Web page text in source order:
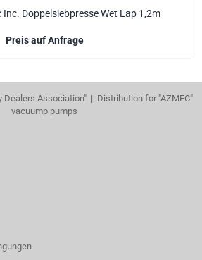
Inc. Doppelsiebpresse Wet Lap 1,2m
Preis auf Anfrage
Dealers Association" | Distribution for "AZMEC"
vacuump pumps